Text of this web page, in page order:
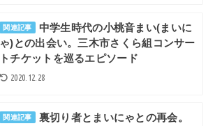
関連記事
中学生時代の小桃音まい(まいに
ゃ)との出会い。三木市さくら組コンサー
トチケットを巡るエピソード
2020.12.28
関連記事
裏切り者とまいにゃとの再会。